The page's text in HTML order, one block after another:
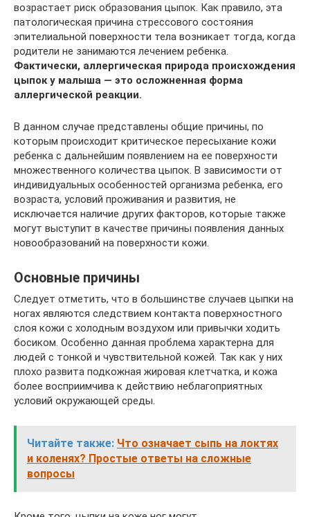
возрастает риск образования цыпок. Как правило, эта
патологическая причина стрессового состояния
эпителиальной поверхности тела возникает тогда, когда
родители не занимаются лечением ребенка.
Фактически, аллергическая природа происхождения
цыпок у малыша — это осложненная форма
аллергической реакции.
В данном случае представлены общие причины, по
которым происходит критическое пересыхание кожи
ребенка с дальнейшим появлением на ее поверхности
множественного количества цыпок. В зависимости от
индивидуальных особенностей организма ребенка, его
возраста, условий проживания и развития, не
исключается наличие других факторов, которые также
могут выступит в качестве причины появления данных
новообразований на поверхности кожи.
Основные причины
Следует отметить, что в большинстве случаев цыпки на
ногах являются следствием контакта поверхностного
слоя кожи с холодным воздухом или привычки ходить
босиком. Особенно данная проблема характерна для
людей с тонкой и чувствительной кожей. Так как у них
плохо развита подкожная жировая клетчатка, и кожа
более восприимчива к действию неблагоприятных
условий окружающей среды.
Читайте также: Что означает сыпь на локтях
и коленях? Простые ответы на сложные
вопросы